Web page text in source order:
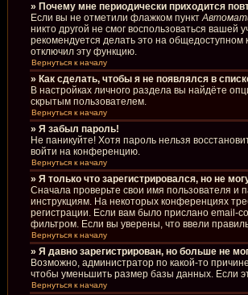
» Почему мне периодически приходится
Если вы не отметили флажком пункт
никто другой не смог воспользоваться
рекомендуется делать это на
отключил эту функцию.
Вернуться к началу
» Как сделать, чтобы я не появлялся в
В настройках личного раздела вы найдёте
скрытым пользователем.
Вернуться к началу
» Я забыл пароль!
Не паникуйте! Хотя пароль нельзя
войти на конференцию.
Вернуться к началу
» Я только что зарегистрировался, но не
Сначала проверьте свои имя пользователя и
инструкциям. На некоторых конференциях
регистрации. Если вам было прислано email-
фильтром. Если вы уверены, что ввели
Вернуться к началу
» Я давно зарегистрирован, но больше не
Возможно, администратор по какой-то
чтобы уменьшить размер базы данных. Если
Вернуться к началу